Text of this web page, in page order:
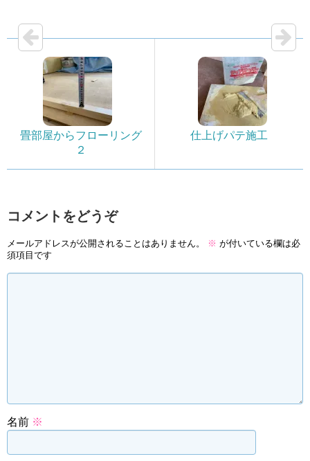
畳部屋からフローリング
２
仕上げパテ施工
コメントをどうぞ
メールアドレスが公開されることはありません。 ※ が付いている欄は必
須項目です
名前 ※